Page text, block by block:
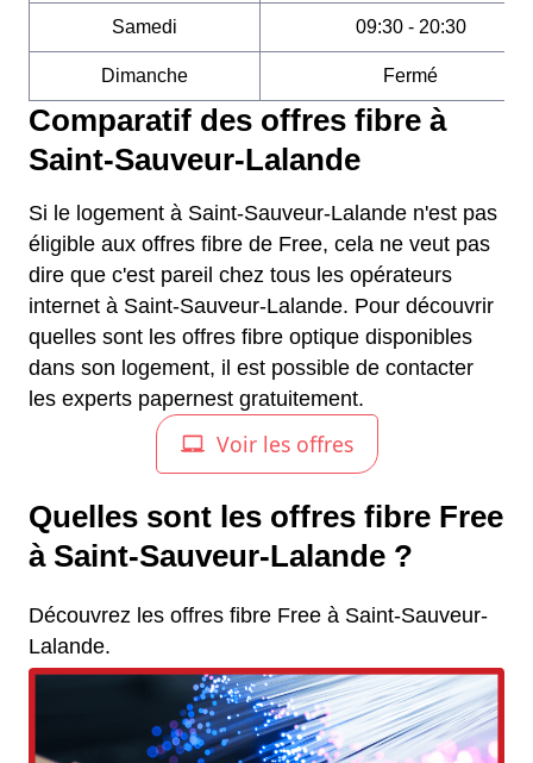
Samedi 09:30 - 20:30
Dimanche Fermé
Comparatif des offres fibre à
Saint-Sauveur-Lalande
Si le logement à Saint-Sauveur-Lalande n'est pas
éligible aux offres fibre de Free, cela ne veut pas
dire que c'est pareil chez tous les opérateurs
internet à Saint-Sauveur-Lalande. Pour découvrir
quelles sont les offres fibre optique disponibles
dans son logement, il est possible de contacter
les experts papernest gratuitement.
Quelles sont les offres fibre Free
à Saint-Sauveur-Lalande ?
Découvrez les offres fibre Free à Saint-Sauveur-
Lalande.